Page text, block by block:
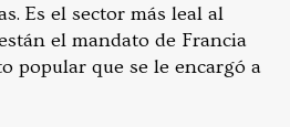
Es el sector más leal al
el mandato de Francia
popular que se le encargó a